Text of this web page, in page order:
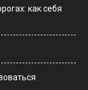
как себя